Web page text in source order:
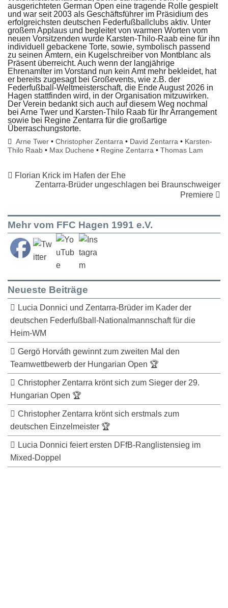
ausgerichteten German Open eine tragende Rolle gespielt
und war seit 2003 als Geschäftsführer im Präsidium des
erfolgreichsten deutschen Federfußballclubs aktiv. Unter
großem Applaus und begleitet von warmen Worten vom
neuen Vorsitzenden wurde Karsten-Thilo-Raab eine für ihn
individuell gebackene Torte, sowie, symbolisch passend
zu seinen Ämtern, ein Kugelschreiber von Montblanc als
Präsent überreicht. Auch wenn der langjährige
Ehrenamlter im Vorstand nun kein Amt mehr bekleidet, hat
er bereits zugesagt bei Großevents, wie z.B. der
Federfußball-Weltmeisterschaft, die Ende August 2026 in
Hagen stattfinden wird, in der Organisation mitzuwirken.
Der Verein bedankt sich auch auf diesem Weg nochmal
bei Arne Twer und Karsten-Thilo Raab für Ihr Arrangement
sowie bei Regine Zentarra für die großartige
Überraschungstorte.
Arne Twer •Christopher Zentarra • David Zentarra • Karsten-
Thilo Raab • Max Duchene • Regine Zentarra • Thomas Lam
Florian Krick im Hafen der Ehe
Zentarra-Brüder ungeschlagen bei Braunschweiger
Premiere
Mehr vom FFC Hagen 1991 e.V.
Neueste Beiträge
Lucia Donnici und Zentarra-Brüder im Kader der
deutschen Federfußball-Nationalmannschaft für die
Heim-WM
Gergö Horváth gewinnt zum zweiten Mal den
Teamwettbewerb der Hungarian Open 🏆
Christopher Zentarra krönt sich zum Sieger der 29.
Hungarian Open 🏆
Christopher Zentarra krönt sich erstmals zum
deutschen Einzelmeister 🏆
Lucia Donnici feiert ersten DFfB-Ranglistensieg im
Mixed-Doppel